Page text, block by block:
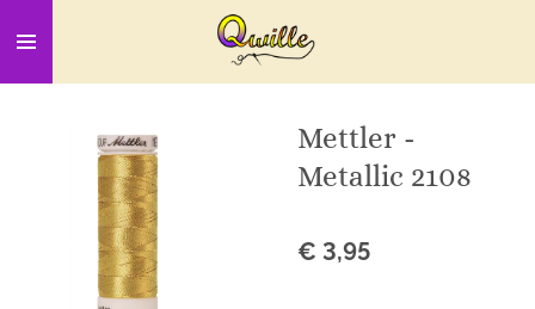
direct
naar
hoofdinhoud
Mettler -
Metallic 2108
€ 3,95